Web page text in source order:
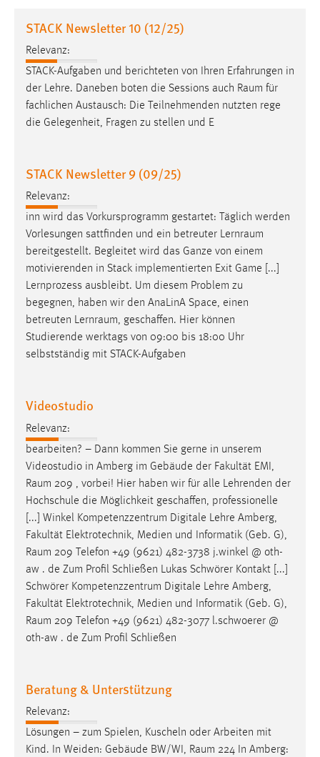
STACK Newsletter 10 (12/25)
Relevanz:
STACK-Aufgaben und berichteten von Ihren Erfahrungen in
der Lehre. Daneben boten die Sessions auch Raum für
fachlichen Austausch: Die Teilnehmenden nutzten rege
die Gelegenheit, Fragen zu stellen und E
STACK Newsletter 9 (09/25)
Relevanz:
inn wird das Vorkursprogramm gestartet: Täglich werden
Vorlesungen sattfinden und ein betreuter Lernraum
bereitgestellt. Begleitet wird das Ganze von einem
motivierenden in Stack implementierten Exit Game [...]
Lernprozess ausbleibt. Um diesem Problem zu
begegnen, haben wir den AnaLinA Space, einen
betreuten Lernraum, geschaffen. Hier können
Studierende werktags von 09:00 bis 18:00 Uhr
selbstständig mit STACK-Aufgaben
Videostudio
Relevanz:
bearbeiten? – Dann kommen Sie gerne in unserem
Videostudio in Amberg im Gebäude der Fakultät EMI,
Raum 209 , vorbei! Hier haben wir für alle Lehrenden der
Hochschule die Möglichkeit geschaffen, professionelle
[...] Winkel Kompetenzzentrum Digitale Lehre Amberg,
Fakultät Elektrotechnik, Medien und Informatik (Geb. G),
Raum 209 Telefon +49 (9621) 482-3738 j.winkel @ oth-
aw . de Zum Profil Schließen Lukas Schwörer Kontakt [...]
Schwörer Kompetenzzentrum Digitale Lehre Amberg,
Fakultät Elektrotechnik, Medien und Informatik (Geb. G),
Raum 209 Telefon +49 (9621) 482-3077 l.schwoerer @
oth-aw . de Zum Profil Schließen
Beratung & Unterstützung
Relevanz:
Lösungen – zum Spielen, Kuscheln oder Arbeiten mit
Kind. In Weiden: Gebäude BW/WI, Raum 224 In Amberg:
Performance
Name:
Zweck:
Sprachpräferenz
site-language-preference
Zweck:
Das Cookie speichert die gewählte Sprache der Website.
Cookie Laufzeit:
30 Tage
MibewSessionID, MIBEW_UserID, mibew_locale, mibew-
chat-frame-style-5e9dbeb1811c0446
Zweck:
Wird benötigt um die Chatfunktion nutzen zu können.
Cookie Laufzeit:
5e9dbeb1811c0446 = Sitzungslaufzeit, mibew_locale = 3
Jahre, MIBEW_UserID = 1 Jahr
Login
Name:
fe_user, be_user, be_lastLoginProvider
einloggen zu können.
Cookie Laufzeit:
24 Stunden